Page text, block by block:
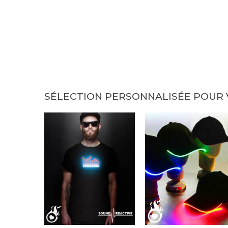
SÉLECTION PERSONNALISÉE POUR